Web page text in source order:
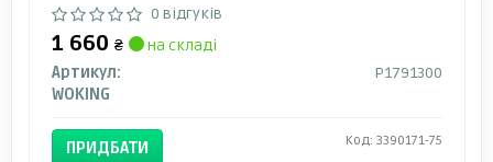
0 відгуків
1 660 ₴
на складі
Артикул:
P1791300
WOKING
ПРИДБАТИ Код: 3390171-75